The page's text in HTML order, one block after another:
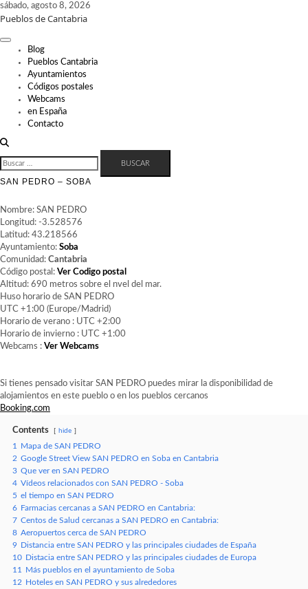
Skip
to
sábado, agosto 8, 2026
Pueblos de Cantabria
Blog
Pueblos Cantabria
Ayuntamientos
Códigos postales
Webcams
en España
Contacto
BUSCAR:
SAN PEDRO – SOBA
Nombre: SAN PEDRO
Longitud: -3.528576
Latitud: 43.218566
Ayuntamiento: Soba
Comunidad: Cantabria
Código postal: Ver Codigo postal
Altitud: 690 metros sobre el nvel del mar.
Huso horario de SAN PEDRO
UTC +1:00 (Europe/Madrid)
Horario de verano : UTC +2:00
Horario de invierno : UTC +1:00
Webcams : Ver Webcams
Si tienes pensado visitar SAN PEDRO puedes mirar la disponibilidad de
alojamientos en este pueblo o en los pueblos cercanos
Booking.com
Contents hide
1
Mapa de SAN PEDRO
2 Google Street View SAN PEDRO en Soba en Cantabria
3 Que ver en SAN PEDRO
4 Vídeos relacionados con SAN PEDRO - Soba
5 el tiempo en SAN PEDRO
6
Farmacias cercanas a SAN PEDRO en Cantabria:
7 Centos de Salud cercanas a SAN PEDRO en Cantabria:
8 Aeropuertos cerca de SAN PEDRO
9
Distancia entre SAN PEDRO y las principales ciudades de España
10
Distacia entre SAN PEDRO y las principales ciudades de Europa
11
Más pueblos en el ayuntamiento de Soba
12
Hoteles en SAN PEDRO y sus alrededores